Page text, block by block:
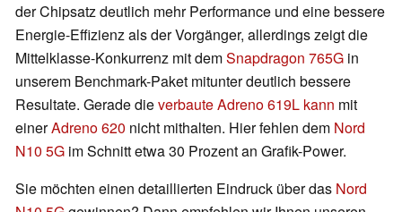
der Chipsatz deutlich mehr Performance und eine bessere
Energie-Effizienz als der Vorgänger, allerdings zeigt die
Mittelklasse-Konkurrenz mit demSnapdragon 765G in
unserem Benchmark-Paket mitunter deutlich bessere
Resultate. Gerade dieverbaute Adreno 619L kann mit
einerAdreno 620 nicht mithalten. Hier fehlen dem Nord
N10 5G im Schnitt etwa 30 Prozent an Grafik-Power.
Sie möchten einen detaillierten Eindruck über das Nord